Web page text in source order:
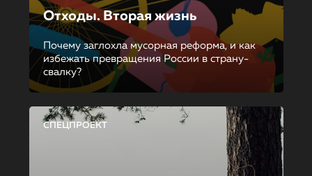
Отходы. Вторая жизнь
Почему заглохла мусорная реформа, и как
избежать превращения России в страну-
свалку?
СПЕЦПРОЕКТ